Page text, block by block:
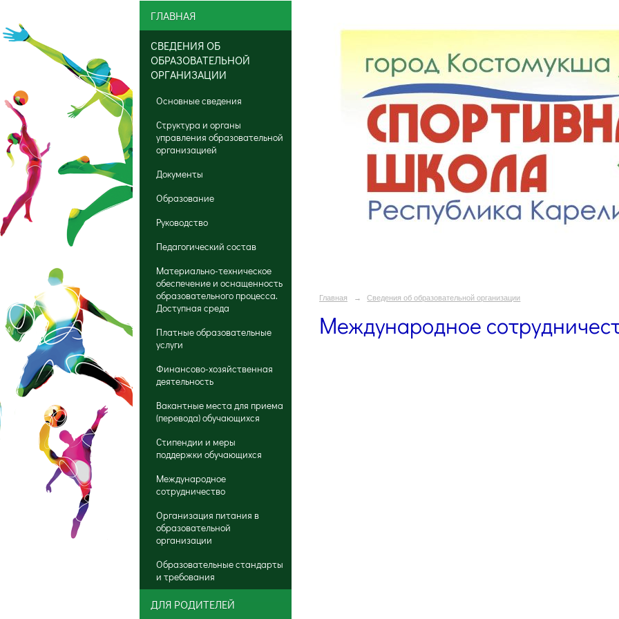
ГЛАВНАЯ
СВЕДЕНИЯ ОБ
ОБРАЗОВАТЕЛЬНОЙ
ОРГАНИЗАЦИИ
Основные сведения
Структура и органы
управления образовательной
организацией
Документы
Образование
Руководство
Педагогический состав
Материально-техническое
обеспечение и оснащенность
образовательного процесса.
Доступная среда
Платные образовательные
услуги
Финансово-хозяйственная
деятельность
Вакантные места для приема
(перевода) обучающихся
Стипендии и меры
поддержки обучающихся
Международное
сотрудничество
Организация питания в
образовательной
организации
Образовательные стандарты
и требования
ДЛЯ РОДИТЕЛЕЙ
"Спортивная
Главная → Сведения об образовательной организации
Международное